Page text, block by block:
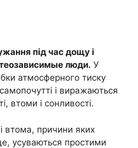
під час дощу і
люди. У
атмосферного тиску
і виражаються
втоми і сонливості.
втома, причини яких
усуваються простими